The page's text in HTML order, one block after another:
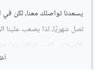
يسعدنا تواصلك معنا، لكن في
تصل شهريًا، لذا يصعب علينا
الأشخاص الذين توافق موادهم